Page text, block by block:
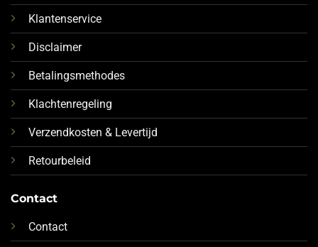
Klantenservice
Disclaimer
Betalingsmethodes
Klachtenregeling
Verzendkosten & Levertijd
Retourbeleid
Contact
Contact